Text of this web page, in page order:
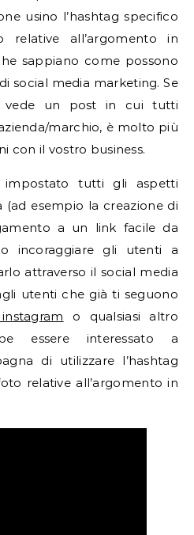
usino l’hashtag specifico
relative all’argomento in
sappiano come possono
social media marketing. Se
vede un post in cui tutti
marchio, è molto più
con il vostro business.
tutti gli aspetti
esempio la creazione di
a un link facile da
incoraggiare gli utenti a
attraverso il social media
utenti che già ti seguono
o qualsiasi altro
essere interessato a
di utilizzare l’hashtag
relative all’argomento in